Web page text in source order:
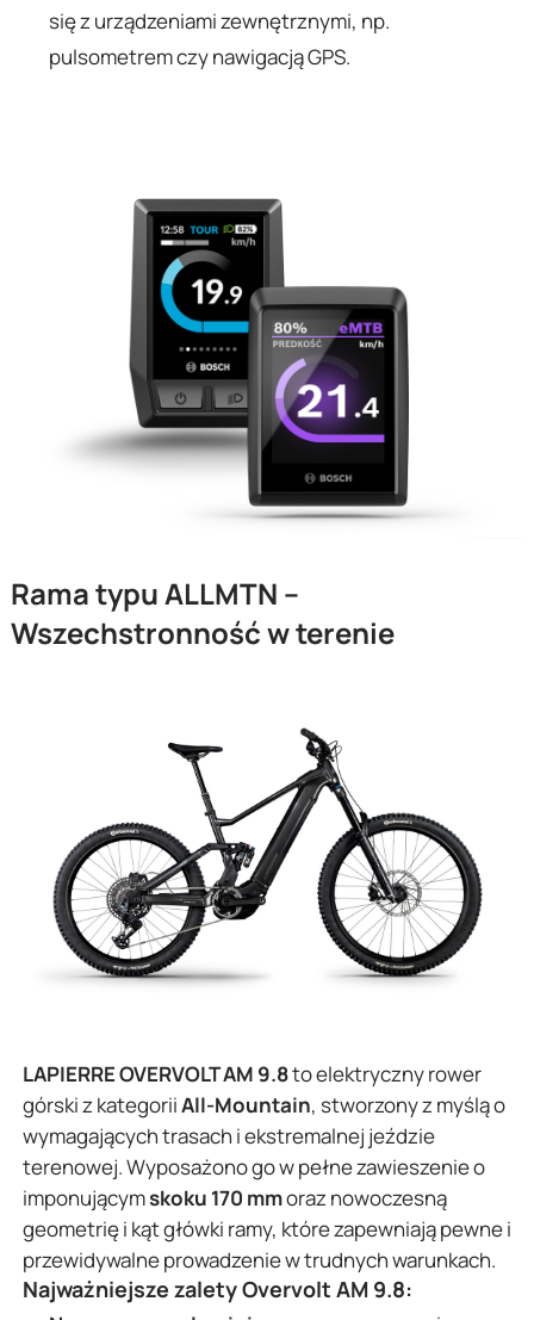
się z urządzeniami zewnętrznymi, np.
pulsometrem czy nawigacją GPS.
Rama typu ALLMTN –
Wszechstronność w terenie
LAPIERRE OVERVOLT AM 9.8to elektryczny rower
górski z kategoriiAll-Mountain, stworzony z myślą o
wymagających trasach i ekstremalnej jeździe
terenowej. Wyposażono go w pełne zawieszenie o
imponującymskoku 170 mmoraz nowoczesną
geometrię i kąt główki ramy, które zapewniają pewne i
przewidywalne prowadzenie w trudnych warunkach.
Najważniejsze zalety Overvolt AM 9.8: